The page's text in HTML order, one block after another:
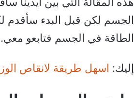
الجسم لكن قبل البدء سأقدم
الطاقة في الجسم فتابعو
إليك: اسهل طريقة لانقاص الوزن: 3 خطوات بسيطة مبنية على